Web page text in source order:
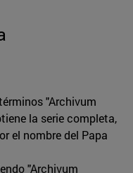
"Archivum
la serie completa,
el nombre del Papa
"Archivum